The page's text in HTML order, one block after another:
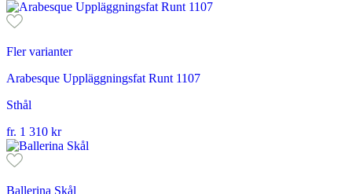
Fler varianter
Arabesque Uppläggningsfat Runt 1107
Sthål
fr. 1 310 kr
Ballerina Skål